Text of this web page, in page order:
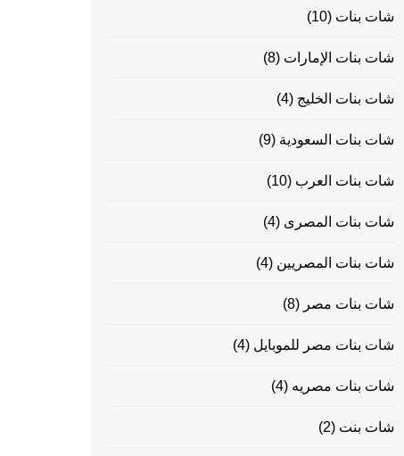
شات بنات (10)
شات بنات الإمارات (8)
شات بنات الخليج (4)
شات بنات السعودية (9)
شات بنات العرب (10)
شات بنات المصرى (4)
شات بنات المصريين (4)
شات بنات مصر (8)
شات بنات مصر للموبايل (4)
شات بنات مصريه (4)
شات بنت (2)